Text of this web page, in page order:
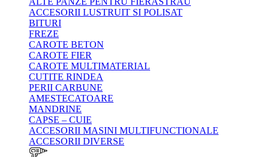
ACCESORII LUSTRUIT SI POLISAT
BITURI
FREZE
CAROTE BETON
CAROTE FIER
CAROTE MULTIMATERIAL
CUTITE RINDEA
PERII CARBUNE
AMESTECATOARE
MANDRINE
CAPSE – CUIE
ACCESORII MASINI MULTIFUNCTIONALE
ACCESORII DIVERSE